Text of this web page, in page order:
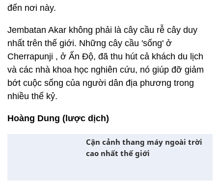
đến nơi này.
Jembatan Akar không phải là cây cầu rễ cây duy
nhất trên thế giới. Những cây cầu 'sống' ở
Cherrapunji , ở Ấn Độ, đã thu hút cả khách du lịch
và các nhà khoa học nghiên cứu, nó giúp đỡ giảm
bớt cuộc sống của người dân địa phương trong
nhiều thế kỷ.
Hoàng Dung (lược dịch)
Cận cảnh thang máy ngoài trời
cao nhất thế giới